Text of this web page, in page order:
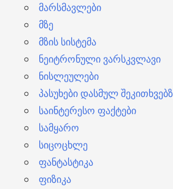
მარსმავლები
მზე
მზის სისტემა
ნეიტრონული ვარსკვლავი
ნისლეულები
პასუხები დასმულ
საინტერესო ფაქტები
სამყარო
სიცოცხლე
ფანტასტიკა
ფიზიკა